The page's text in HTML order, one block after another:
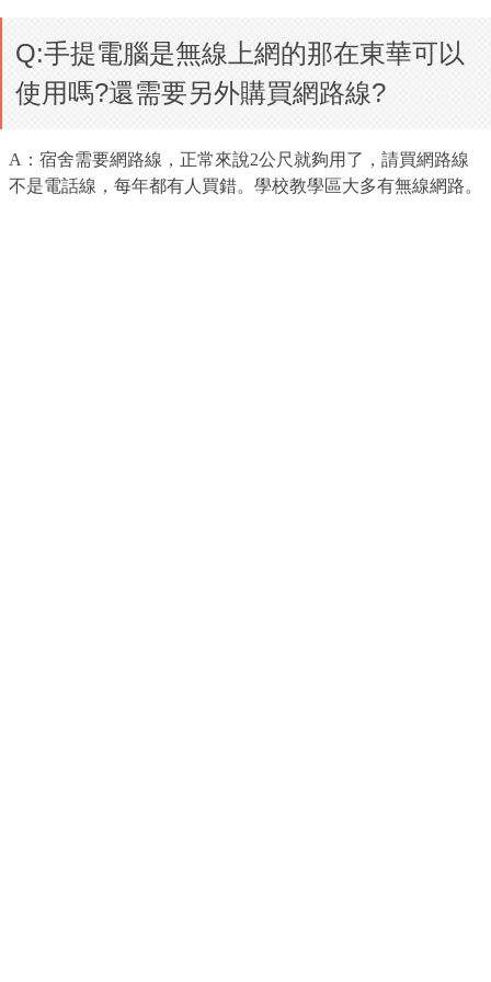
Q:手提電腦是無線上網的那在東華可以
使用嗎?還需要另外購買網路線?
A：宿舍需要網路線，正常來說2公尺就夠用了，請買網路線
不是電話線，每年都有人買錯。學校教學區大多有無線網路。